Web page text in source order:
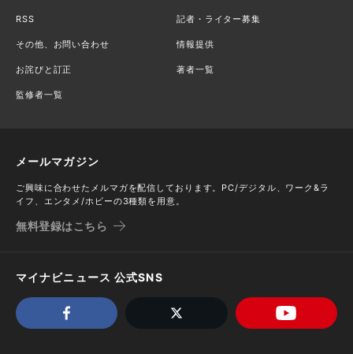
RSS 記者・ライター募集
その他、お問い合わせ 情報提供
お詫びと訂正 著者一覧
監修者一覧
メールマガジン
ご興味に合わせたメルマガを配信しております。PC/デジタル、ワーク&ラ
イフ、エンタメ/ホビーの3種類を用意。
無料登録はこちら
マイナビニュース 公式SNS